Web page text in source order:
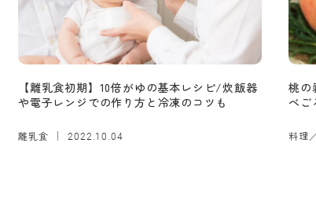
【離乳食初期】10倍がゆの基本レシピ/炊飯器
や電子レンジでの作り方と冷凍のコツも
離乳食 2022.10.04
桃の
べご
料理